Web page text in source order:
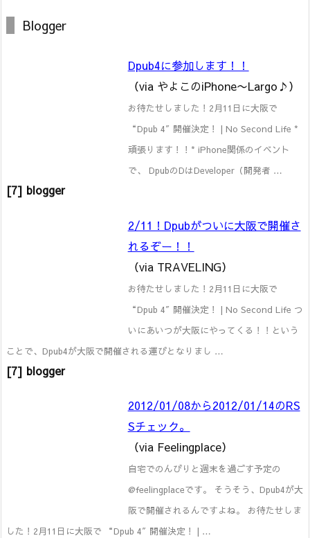
Blogger
Dpub4に参加します！！
（via やよこのiPhone〜Largo♪）
お待たせしました！2月11日に大阪で
“Dpub 4″ 開催決定！ | No Second Life *
頑張ります！！* iPhone関係のイベント
で、 DpubのDはDeveloper（開発者 …
[7] blogger
2/11！Dpubがついに大阪で開催さ
れるぞー！！
（via TRAVELING）
お待たせしました！2月11日に大阪で
“Dpub 4″ 開催決定！ | No Second Life つ
いにあいつが大阪にやってくる！！という
ことで、Dpub4が大阪で開催される運びとなりまし …
[7] blogger
2012/01/08から2012/01/14のRS
Sチェック。
（via Feelingplace）
自宅でのんびりと週末を過ごす予定の
@feelingplaceです。 そうそう、Dpub4が大
阪で開催されるんですよね。 お待たせしま
した！2月11日に大阪で “Dpub 4″ 開催決定！ | …